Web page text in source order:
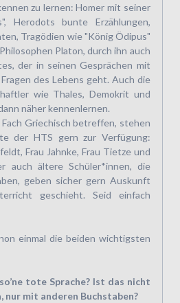
zu lernen: Homer mit seiner
Herodots bunte Erzählungen,
Tragödien wie "König Ödipus"
Platon, durch ihn auch
der in seinen Gesprächen mit
des Lebens geht. Auch die
wie Thales, Demokrit und
näher kennenlernen.
Fach Griechisch betreffen, stehen
der HTS gern zur Verfügung:
Frau Jahnke, Frau Tietze und
auch ältere Schüler*innen, die
geben sicher gern Auskunft
geschieht. Seid einfach
einmal die beiden wichtigsten
tote Sprache? Ist das nicht
nur mit anderen Buchstaben?